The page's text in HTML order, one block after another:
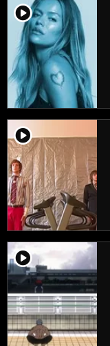
player2
player2
player2